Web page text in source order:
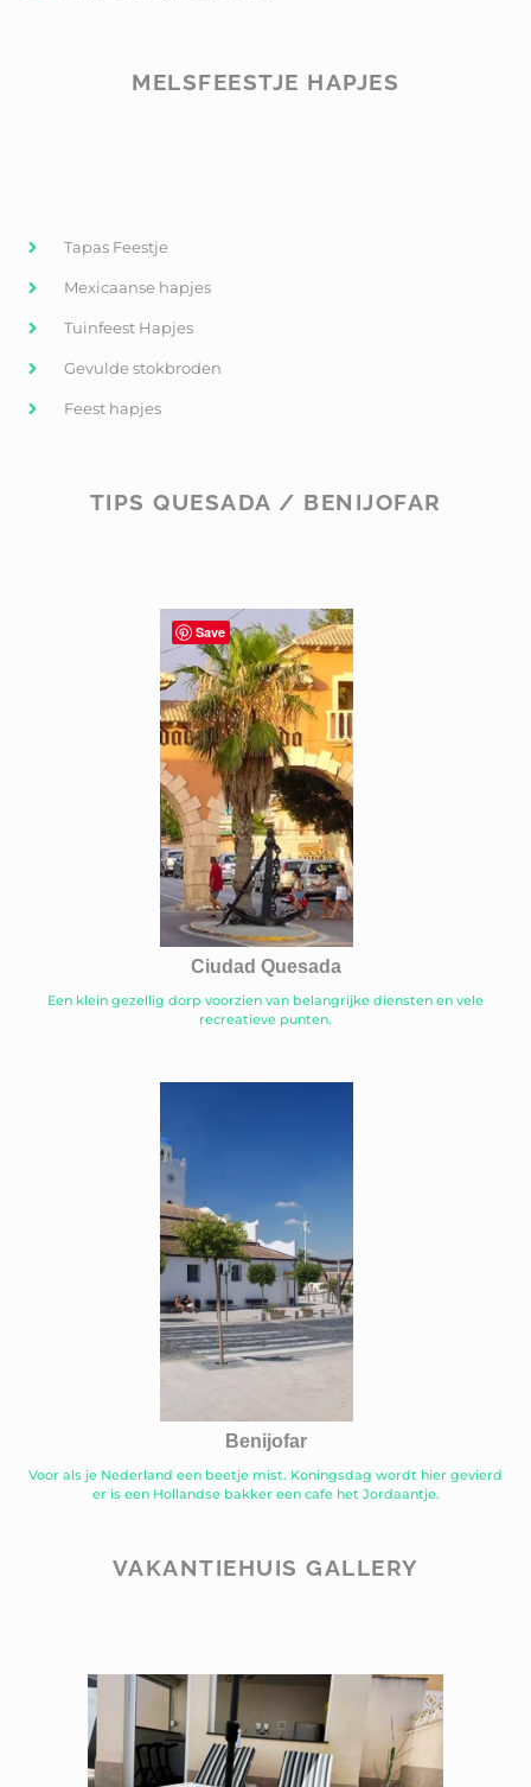
MELSFEESTJE HAPJES
Tapas Feestje
Mexicaanse hapjes
Tuinfeest Hapjes
Gevulde stokbroden
Feest hapjes
TIPS QUESADA / BENIJOFAR
Ciudad Quesada
Een klein gezellig dorp voorzien van belangrijke diensten en vele
recreatieve punten.
Benijofar
Voor als je Nederland een beetje mist. Koningsdag wordt hier gevierd
er is een Hollandse bakker een cafe het Jordaantje.
VAKANTIEHUIS GALLERY
Save